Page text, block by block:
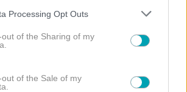
website/app uses one or more Google
visit or usage behaviour. You may click to
to Google and its third-party tags to
specified purposes in below Google
Processing Opt Outs
of the Sharing of my
of the Sale of my
Συνεχίζει τη μάχη με τον